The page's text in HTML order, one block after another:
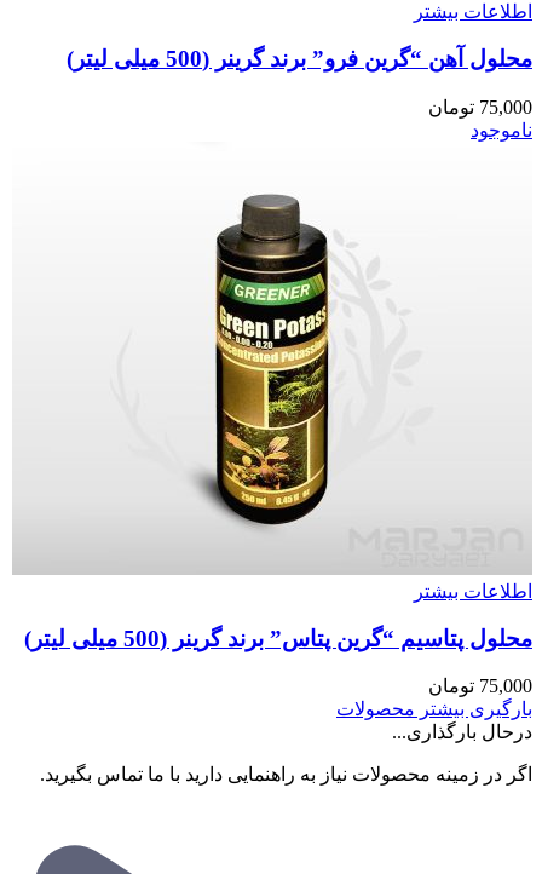
اطلاعات بیشتر
محلول آهن “گرین فرو” برند گرینر (500 میلی لیتر)
75,000 تومان
ناموجود
اطلاعات بیشتر
محلول پتاسیم “گرین پتاس” برند گرینر (500 میلی لیتر)
75,000 تومان
بارگیری بیشتر محصولات
درحال بارگذاری...
اگر در زمینه محصولات نیاز به راهنمایی دارید با ما تماس بگیرید.